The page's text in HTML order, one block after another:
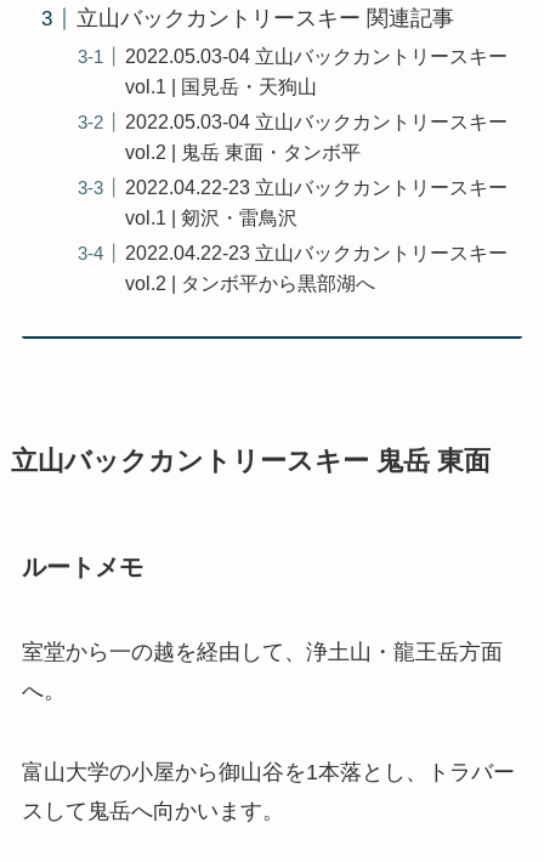
立山バックカントリースキー 関連記事
2022.05.03-04 立山バックカントリースキー
vol.1 | 国見岳・天狗山
2022.05.03-04 立山バックカントリースキー
vol.2 | 鬼岳 東面・タンボ平
2022.04.22-23 立山バックカントリースキー
vol.1 | 剱沢・雷鳥沢
2022.04.22-23 立山バックカントリースキー
vol.2 | タンボ平から黒部湖へ
立山バックカントリースキー 鬼岳 東面
ルートメモ
室堂から一の越を経由して、浄土山・龍王岳方面
へ。
富山大学の小屋から御山谷を1本落とし、トラバー
スして鬼岳へ向かいます。